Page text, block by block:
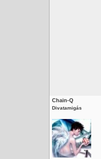
Chain-Q
Divatamigás